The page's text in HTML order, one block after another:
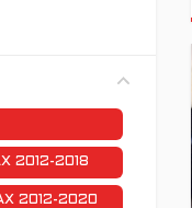
2012-2018
2012-2020